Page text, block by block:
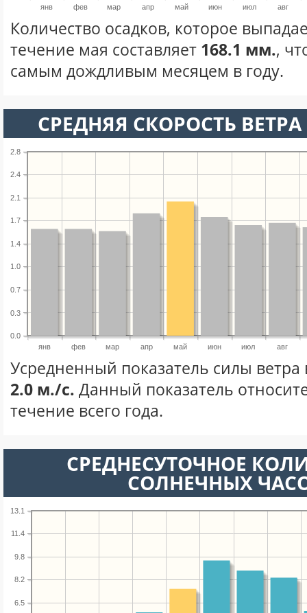
янв фев мар апр май июн июл авг
Количество осадков, которое
течение мая составляет 168.1 мм.,
самым дождливым месяцем в году.
СРЕДНЯЯ СКОРОСТЬ
янв фев мар апр май июн июл авг
0.0
0.3
0.7
1.0
1.4
1.7
2.1
2.4
2.8
Усредненный показатель силы ветра
2.0 м./с. Данный показатель
течение всего года.
СРЕДНЕСУТОЧНОЕ
СОЛНЕЧНЫХ
6.5
8.2
9.8
11.4
13.1